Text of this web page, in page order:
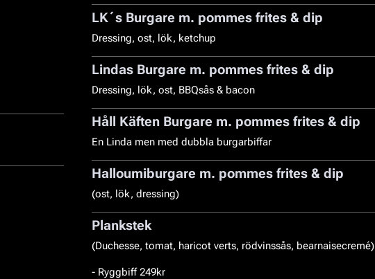
LK´s Burgare m. pommes frites & dip
Dressing, ost, lök, ketchup
Lindas Burgare m. pommes frites & dip
Dressing, lök, ost, BBQsås & bacon
Håll Käften Burgare m. pommes frites & dip
En Linda men med dubbla burgarbiffar
Halloumiburgare m. pommes frites & dip
(ost, lök, dressing)
Plankstek
(Duchesse, tomat, haricot verts, rödvinssås, bearnaisecremé)
- Ryggbiff 249kr